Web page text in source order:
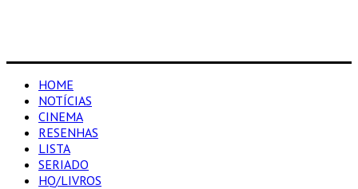
HOME
NOTÍCIAS
CINEMA
RESENHAS
LISTA
SERIADO
HQ/LIVROS